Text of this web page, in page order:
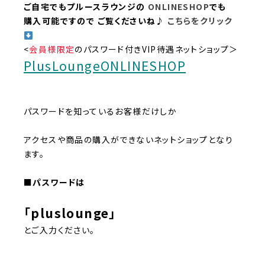
ご自宅でもプルースラウンジの ONLINESHOPでも
購入可能ですので ご覧くださいね♪ こちらをクリック
<会員様限定のパスワード付きVIP待遇ネットショップ＞
PlusLoungeONLINESHOP
パスワードを知っているお客様だけしか
アクセスや商品の購入ができないネットショップとなり
ます。
■パスワードは
「pluslounge」
とご入力ください。